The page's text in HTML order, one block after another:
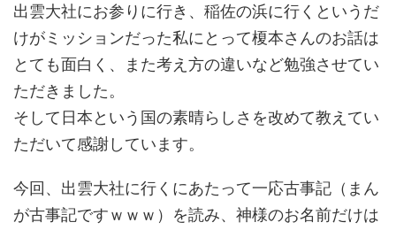
出雲大社にお参りに行き、稲佐の浜に行くというだ
けがミッションだった私にとって榎本さんのお話は
とても面白く、また考え方の違いなど勉強させてい
ただきました。
そして日本という国の素晴らしさを改めて教えてい
ただいて感謝しています。
今回、出雲大社に行くにあたって一応古事記（まん
が古事記ですｗｗｗ）を読み、神様のお名前だけは